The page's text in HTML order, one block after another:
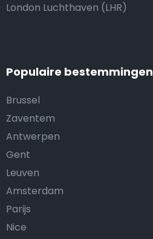
London Luchthaven (LHR)
Populaire bestemmingen
Brussel
Zaventem
Antwerpen
Gent
Leuven
Amsterdam
Parijs
Nice